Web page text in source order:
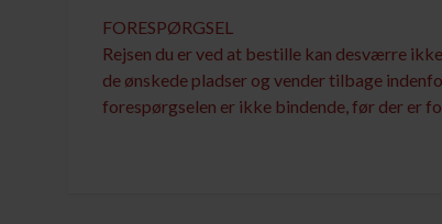
FORESPØRGSEL
Rejsen du er ved at bestille kan desværre
de ønskede pladser og vender tilbage
forespørgselen er ikke bindende, før der er